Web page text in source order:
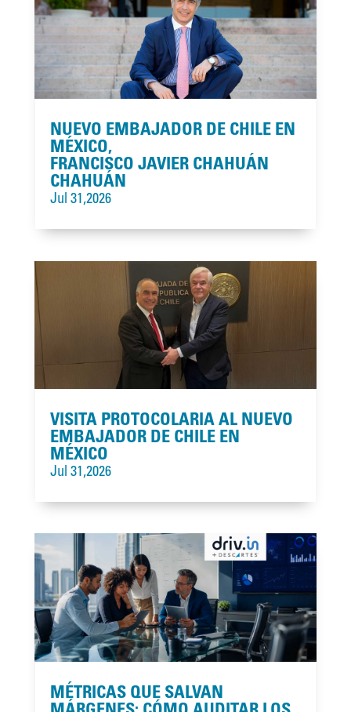
NUEVO EMBAJADOR DE CHILE EN
MÉXICO,
FRANCISCO JAVIER CHAHUÁN
CHAHUÁN
Jul 31,2026
VISITA PROTOCOLARIA AL NUEVO
EMBAJADOR DE CHILE EN
MÉXICO
Jul 31,2026
MÉTRICAS QUE SALVAN